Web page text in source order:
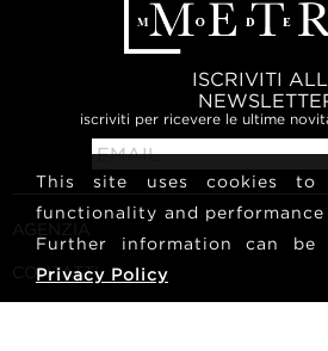
ISCRIVITI
iscriviti per ricevere le ultime
AGENZIA
CONTATTI
This site uses cookies to
functionality and performance
Further information can
Privacy Policy